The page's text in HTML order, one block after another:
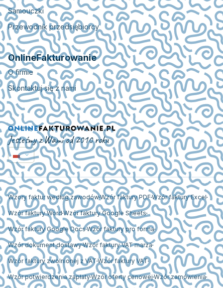
Samouczki
Przewodnik przedsiębiorcy
OnlineFakturowanie
O firmie
Skontaktuj się z nami
Jesteśmy z Wami od 2010 roku
Wzory faktur według zawodówWzór faktury PDF Wzór faktury Excel
Wzór faktury Word Wzór faktury Google Sheets
Wzór faktury Google DocsWzór faktury pro forma
Wzór dokument dostawyWzór faktury VAT marża
Wzór faktury zwolnionej z VAT Wzór faktury VAT
Wzór potwierdzenia zapłatyWzór oferty cenowej Wzór zamówienia